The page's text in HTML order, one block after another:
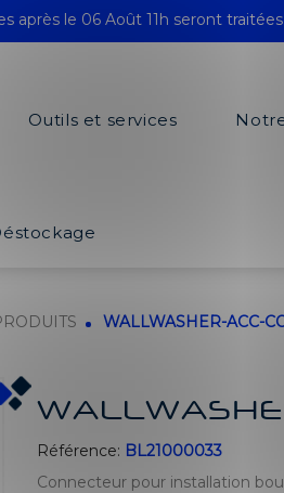
après le 06 Août 11h seront
Outils et services
WALLWASHER-ACC-
Référence: BL21000033
Connecteur pour installation